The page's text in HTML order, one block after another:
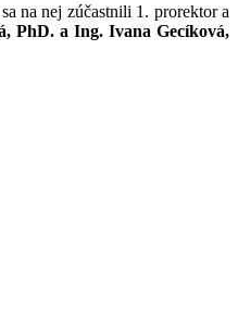
na nej zúčastnili 1. prorektor a
PhD. a Ing. Ivana Gecíková,